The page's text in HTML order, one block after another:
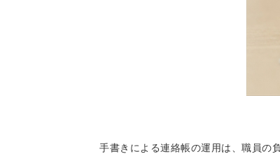
手書きによる連絡帳の運用は、職員の